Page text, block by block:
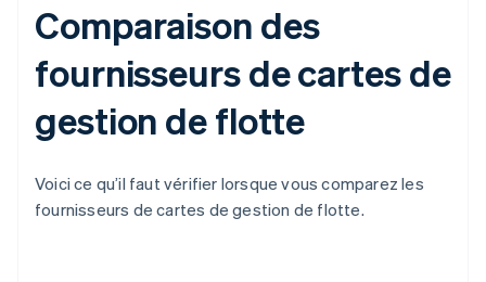
Comparaison des
fournisseurs de cartes de
gestion de flotte
Voici ce qu’il faut vérifier lorsque vous comparez les
fournisseurs de cartes de gestion de flotte.